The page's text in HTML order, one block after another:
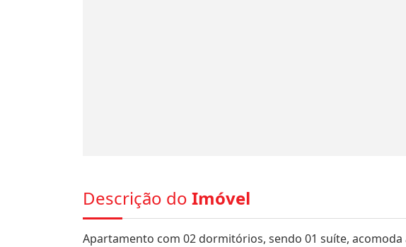
Descrição do Imóvel
Apartamento com 02 dormitórios, sendo 01 suíte,